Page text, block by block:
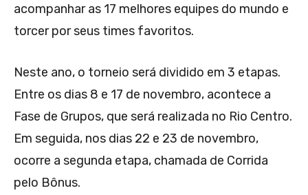
acompanhar as 17 melhores equipes do mundo e
torcer por seus times favoritos.
Neste ano, o torneio será dividido em 3 etapas.
Entre os dias 8 e 17 de novembro, acontece a
Fase de Grupos, que será realizada no Rio Centro.
Em seguida, nos dias 22 e 23 de novembro,
ocorre a segunda etapa, chamada de Corrida
pelo Bônus.